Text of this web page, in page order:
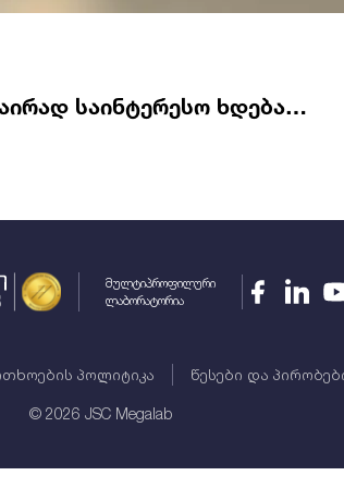
საინტერესო ხდება…
მულტიპროფილური
ლაბორატორია
პოლიტიკა წესები და
© 2026 JSC Megalab